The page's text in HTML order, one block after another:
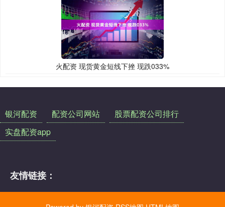
火配资 现货黄金短线下挫 现跌033%
银河配资 配资公司网站
股票配资公司排行
实盘配资app
友情链接：